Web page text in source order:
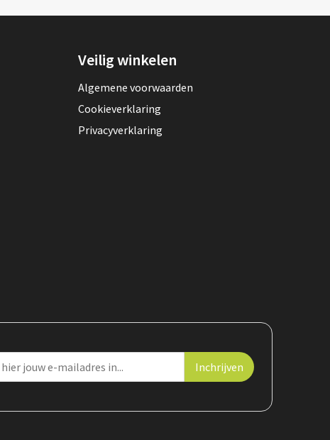
Veilig winkelen
Algemene voorwaarden
Cookieverklaring
Privacyverklaring